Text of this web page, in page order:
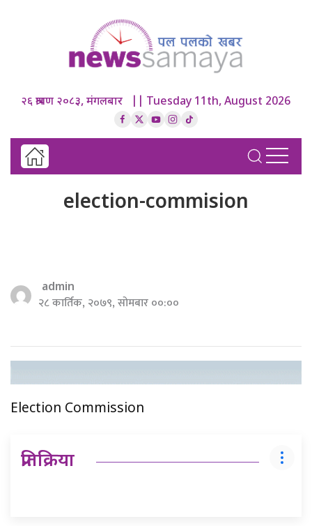
२६ श्रावण २०८३, मंगलबार || Tuesday 11th, August 2026
election-commision
admin
२८ कार्तिक, २०७९, सोमबार ००:००
Election Commission
प्रतिक्रिया